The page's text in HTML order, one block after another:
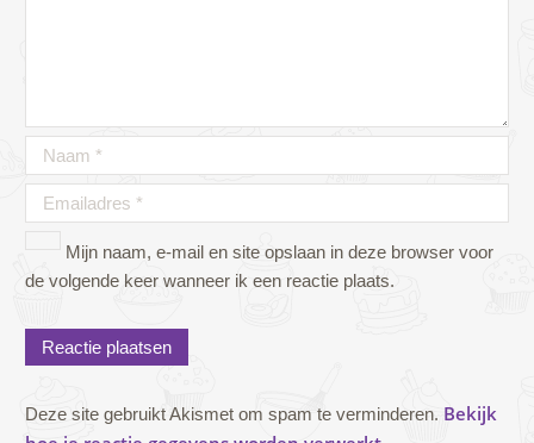
Mijn naam, e-mail en site opslaan in deze browser voor
de volgende keer wanneer ik een reactie plaats.
Deze site gebruikt Akismet om spam te verminderen. Bekijk